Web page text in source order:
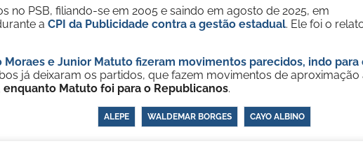
no PSB, filiando-se em 2005 e saindo em agosto de 2025, em
a CPI da Publicidade contra a gestão estadual. Ele foi o
Moraes e Junior Matuto fizeram movimentos parecidos, indo para
já deixaram os partidos, que fazem movimentos de aproximação
enquanto Matuto foi para o Republicanos.
ALEPE WALDEMAR BORGES CAYO ALBINO